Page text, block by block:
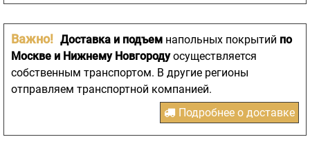
Важно! Доставка и подъем напольных покрытий по
Москве и Нижнему Новгородуосуществляется
собственным транспортом. В другие регионы
отправляем транспортной компанией.
Подробнее о доставке